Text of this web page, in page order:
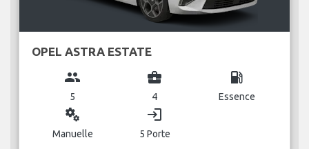
OPEL ASTRA ESTATE
group
5
business_center
4
local_gas_station
Essence
miscellaneous_services
Manuelle
login
5 Porte